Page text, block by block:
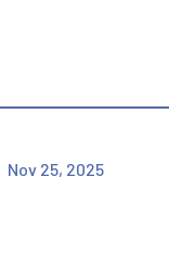
Nov 25, 2025